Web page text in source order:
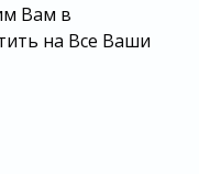
Вам в
на Все Ваши